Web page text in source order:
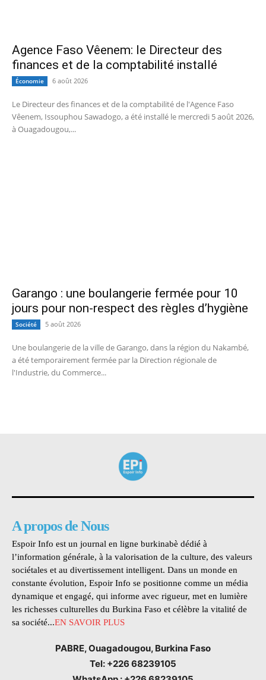
Agence Faso Vêenem: le Directeur des
finances et de la comptabilité installé
Économie 6 août 2026
Le Directeur des finances et de la comptabilité de l'Agence Faso
Vêenem, Issouphou Sawadogo, a été installé le mercredi 5 août 2026,
à Ouagadougou,...
Garango : une boulangerie fermée pour 10
jours pour non-respect des règles d’hygiène
Société 5 août 2026
Une boulangerie de la ville de Garango, dans la région du Nakambé,
a été temporairement fermée par la Direction régionale de
l'Industrie, du Commerce...
A propos de Nous
Espoir Info est un journal en ligne burkinabè dédié à
l’information générale, à la valorisation de la culture, des valeurs
sociétales et au divertissement intelligent. Dans un monde en
constante évolution, Espoir Info se positionne comme un média
dynamique et engagé, qui informe avec rigueur, met en lumière
les richesses culturelles du Burkina Faso et célèbre la vitalité de
sa société...EN SAVOIR PLUS
PABRE, Ouagadougou, Burkina Faso
Tel: +226 68239105